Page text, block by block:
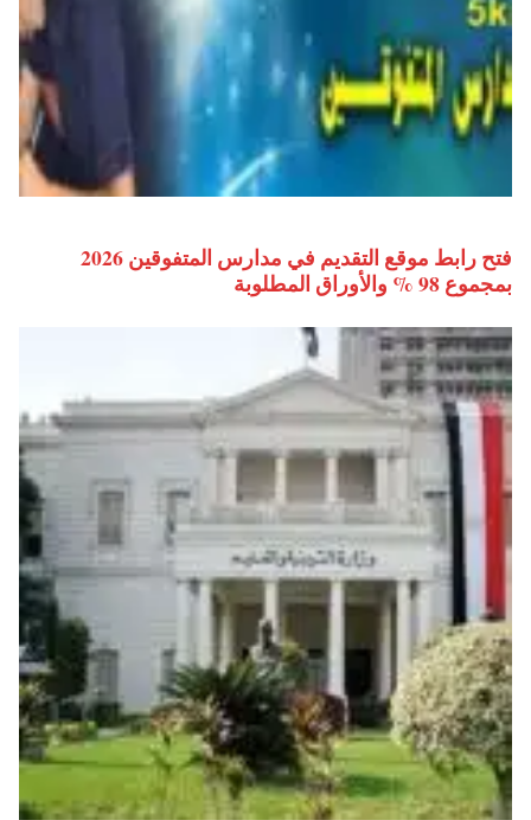
فتح رابط موقع التقديم في مدارس المتفوقين 2026
بمجموع 98 % والأوراق المطلوبة